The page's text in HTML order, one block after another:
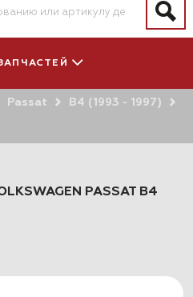
Passat B4 (1993 - 1997)
PASSAT B4